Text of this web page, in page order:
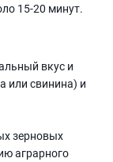
15-20 минут.
вкус и
или свинина) и
зерновых
аграрного